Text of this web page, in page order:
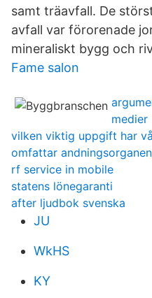
samt träavfall. De
avfall var förorenade
mineraliskt bygg­ och
Fame salon
medier
vilken viktig uppgift har
omfattar andningsorganen_
rf service in mobile
statens lönegaranti
after ljudbok svenska
JU
WkHS
KY